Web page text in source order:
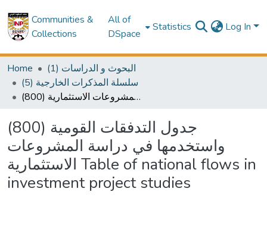
Communities &
Collections
All of
DSpace
Statistics Log In
Home
(1) البحوث و الدراسات
(5) سلسلة المذكرات الخارجية
(800) جدول التدفقات القومية واستخدمها في دراسة المشروعات الاستثمارية Table of national flows in investment project studies
(800) جدول التدفقات القومية
واستخدمها في دراسة المشروعات
الاستثمارية Table of national flows in
investment project studies